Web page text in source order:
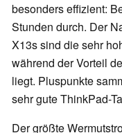
besonders effizient:
Stunden durch. Der
X13s sind die sehr
während der Vorteil
liegt. Pluspunkte
sehr gute ThinkPad-
Der größte